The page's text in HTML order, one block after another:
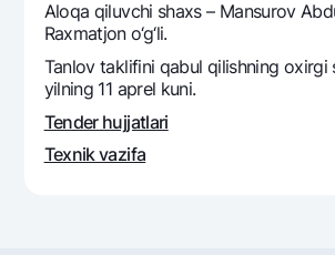
Aloqa markazi
+998 78 148-00-101344
Aloqa qiluvchi shaxs – Mansurov
Raxmatjon o‘g‘li.
Tanlov taklifini qabul qilishning oxirgi
yilning 11 aprel kuni.
Tender hujjatlari
Texnik vazifa